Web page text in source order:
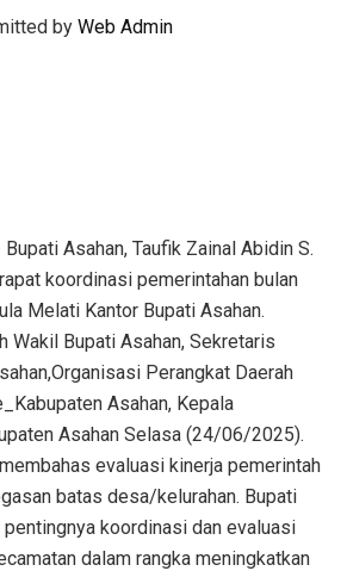
by Web Admin
Asahan, Taufik Zainal Abidin S.
koordinasi pemerintahan bulan
Melati Kantor Bupati Asahan.
Wakil Bupati Asahan, Sekretaris
Perangkat Daerah
Asahan, Kepala
Asahan Selasa (24/06/2025).
evaluasi kinerja pemerintah
batas desa/kelurahan. Bupati
pentingnya koordinasi dan evaluasi
dalam rangka meningkatkan